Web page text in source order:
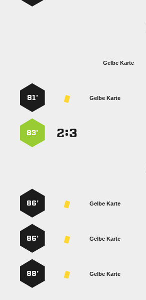
Gelbe Karte
Gelbe Karte
81’
:
83’
Gelbe Karte
86’
Gelbe Karte
86’
Gelbe Karte
88’